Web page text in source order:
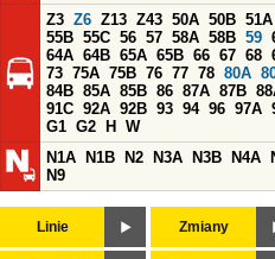
Z3 Z6 Z13 Z43 50A 50B 51A
55B 55C 56 57 58A 58B 59
64A 64B 65A 65B 66 67 68
73 75A 75B 76 77 78 80A
84B 85A 85B 86 87A 87B
91C 92A 92B 93 94 96 97A
G1 G2 H
W
N1A
N1B N2 N3A N3B N4A
N9
Linie Zmiany